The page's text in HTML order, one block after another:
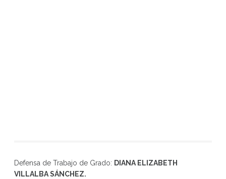
Defensa de Trabajo de Grado: DIANA ELIZABETH
VILLALBA SÁNCHEZ.